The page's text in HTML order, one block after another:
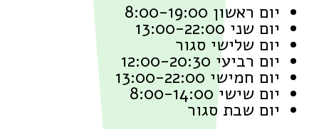
יום ראשון 8:00-19:00
יום שני 13:00-22:00
יום שלישי סגור
יום רביעי 12:00-20:30
יום חמישי 13:00-22:00
יום שישי 8:00-14:00
יום שבת סגור